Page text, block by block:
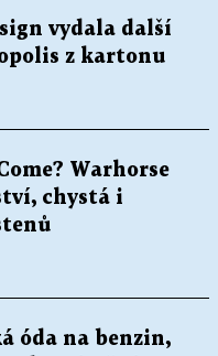
vydala další
z kartonu
Warhorse
chystá i
óda na benzin,